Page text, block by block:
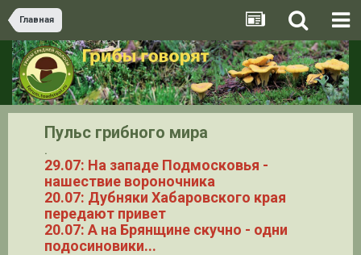
Главная
Пульс грибного мира
.
29.07: На западе Подмосковья -
нашествие вороночника
20.07: Дубняки Хабаровского края
передают привет
20.07: А на Брянщине скучно - одни
подосиновики...